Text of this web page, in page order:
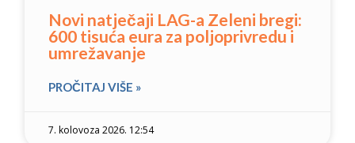
Novi natječaji LAG-a Zeleni bregi:
600 tisuća eura za poljoprivredu i
umrežavanje
PROČITAJ VIŠE »
7. kolovoza 2026. 12:54